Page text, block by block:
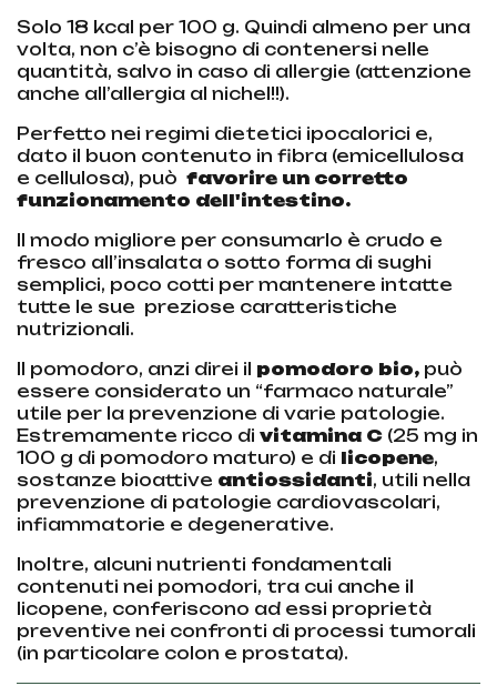
Solo 18 kcal per 100 g. Quindi almeno per una
volta, non c’è bisogno di contenersi nelle
quantità, salvo in caso di allergie (attenzione
anche all’allergia al nichel!!).
Perfetto nei regimi dietetici ipocalorici e,
dato il buon contenuto in fibra (emicellulosa
e cellulosa), può favorire un corretto
funzionamento dell'intestino.
Il modo migliore per consumarlo è crudo e
fresco all’insalata o sotto forma di sughi
semplici, poco cotti per mantenere intatte
tutte le sue preziose caratteristiche
nutrizionali.
Il pomodoro, anzi direi il pomodoro bio, può
essere considerato un “farmaco naturale”
utile per la prevenzione di varie patologie.
Estremamente ricco di vitamina C (25 mg in
100 g di pomodoro maturo) e di licopene,
sostanze bioattive antiossidanti, utili nella
prevenzione di patologie cardiovascolari,
infiammatorie e degenerative.
Inoltre, alcuni nutrienti fondamentali
contenuti nei pomodori, tra cui anche il
licopene, conferiscono ad essi proprietà
preventive nei confronti di processi tumorali
(in particolare colon e prostata).